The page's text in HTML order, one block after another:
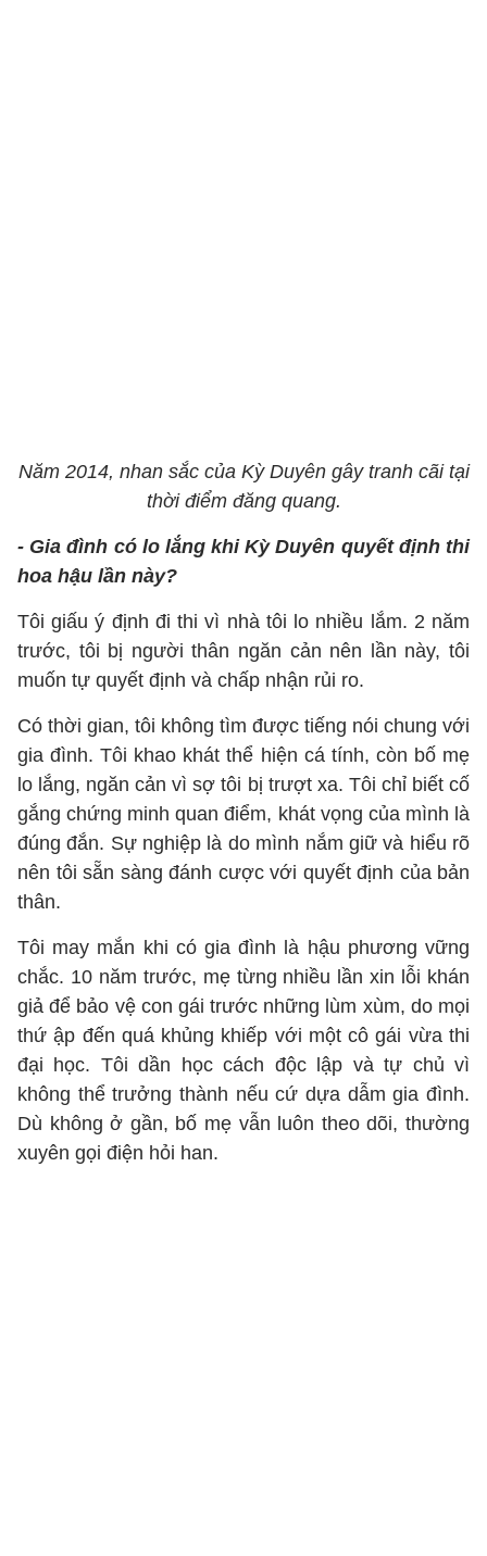
Năm 2014, nhan sắc của Kỳ Duyên gây tranh cãi tại
thời điểm đăng quang.
- Gia đình có lo lắng khi Kỳ Duyên quyết định thi
hoa hậu lần này?
Tôi giấu ý định đi thi vì nhà tôi lo nhiều lắm. 2 năm
trước, tôi bị người thân ngăn cản nên lần này, tôi
muốn tự quyết định và chấp nhận rủi ro.
Có thời gian, tôi không tìm được tiếng nói chung với
gia đình. Tôi khao khát thể hiện cá tính, còn bố mẹ
lo lắng, ngăn cản vì sợ tôi bị trượt xa. Tôi chỉ biết cố
gắng chứng minh quan điểm, khát vọng của mình là
đúng đắn. Sự nghiệp là do mình nắm giữ và hiểu rõ
nên tôi sẵn sàng đánh cược với quyết định của bản
thân.
Tôi may mắn khi có gia đình là hậu phương vững
chắc. 10 năm trước, mẹ từng nhiều lần xin lỗi khán
giả để bảo vệ con gái trước những lùm xùm, do mọi
thứ ập đến quá khủng khiếp với một cô gái vừa thi
đại học. Tôi dần học cách độc lập và tự chủ vì
không thể trưởng thành nếu cứ dựa dẫm gia đình.
Dù không ở gần, bố mẹ vẫn luôn theo dõi, thường
xuyên gọi điện hỏi han.